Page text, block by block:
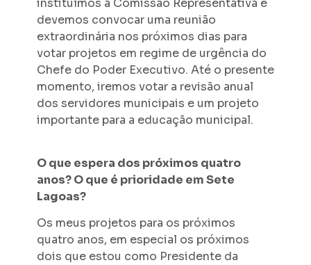
devemos convocar uma reunião
extraordinária nos próximos dias para
votar projetos em regime de urgência do
Chefe do Poder Executivo. Até o presente
momento, iremos votar a revisão anual
dos servidores municipais e um projeto
importante para a educação municipal.
O que espera dos próximos quatro
anos? O que é prioridade em Sete
Lagoas?
Os meus projetos para os próximos
quatro anos, em especial os próximos
dois que estou como Presidente da